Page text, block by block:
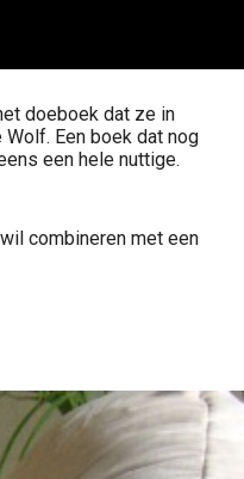
doeboek dat ze in
Een boek dat nog
een hele nuttige.
combineren met een